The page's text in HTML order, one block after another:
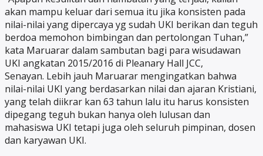
akan mampu keluar dari semua itu jika konsisten pada
nilai-nilai yang dipercaya yg sudah UKI berikan dan teguh
berdoa memohon bimbingan dan pertolongan Tuhan,”
kata Maruarar dalam sambutan bagi para wisudawan
UKI angkatan 2015/2016 di Pleanary Hall JCC,
Senayan. Lebih jauh Maruarar mengingatkan bahwa
nilai-nilai UKI yang berdasarkan nilai dan ajaran Kristiani,
yang telah diikrar kan 63 tahun lalu itu harus konsisten
dipegang teguh bukan hanya oleh lulusan dan
mahasiswa UKI tetapi juga oleh seluruh pimpinan, dosen
dan karyawan UKI.